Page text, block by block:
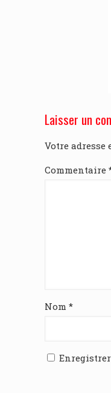
Laisser un
Votre adresse
Commentaire
Nom *